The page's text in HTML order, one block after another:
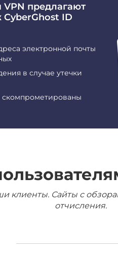
предлагают
CyberGhost ID
электронной почты
в случае утечки
клиенты. Сайты с
отчисления.